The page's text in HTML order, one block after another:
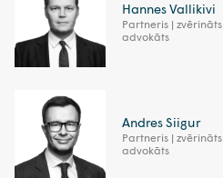
Hannes Vallikivi
Partneris | zvērināts
advokāts
Andres Siigur
Partneris | zvērināts
advokāts